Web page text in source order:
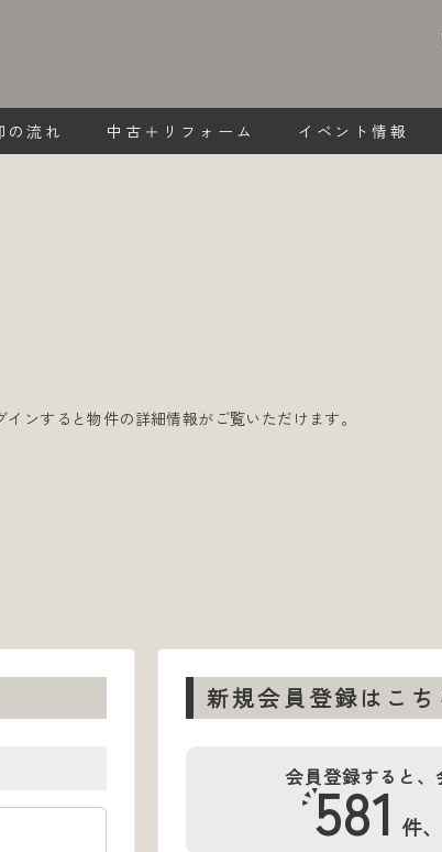
の流れ 中古＋リフォーム イベント情報
ンすると物件の詳細情報がご覧いただけます。
新規会員登録はこち
会員登録すると
581 件、